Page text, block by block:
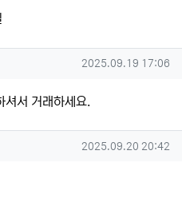
작성일
2025.09.19 17:06
셔서 거래하세요.
작성일
2025.09.20 20:42